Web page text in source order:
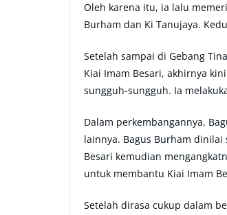
Oleh karena itu, ia lalu
Burham dan Ki Tanujaya.
Setelah sampai di Gebang
Kiai Imam Besari, akhirnya
sungguh-sungguh. Ia
Dalam perkembangannya,
lainnya. Bagus Burham
Besari kemudian
untuk membantu Kiai Imam
Setelah dirasa cukup dalam